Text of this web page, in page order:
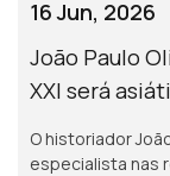
da luta pelo poder.
16 Jun, 2026
João Paulo
XXI será
O historiador
especialista nas